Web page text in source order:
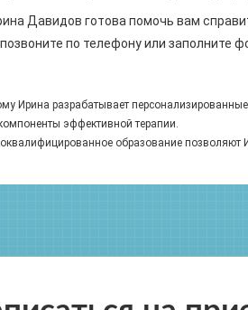
Давидов готова помочь вам
по телефону или заполните
Ирина разрабатывает
эффективной терапии.
образование позволяют